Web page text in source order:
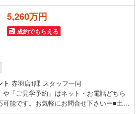
5,260万円
成約でもらえる
ト 赤羽店1課 スタッフ一同
や「ご見学予約」はネット・お電話どちら
可能です。お気軽にお問合せ下さいー■土地